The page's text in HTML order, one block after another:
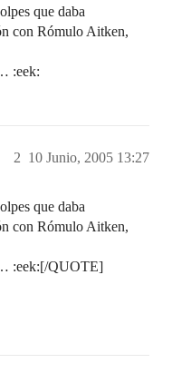
que daba
con Rómulo Aitken,
:eek:
10 Junio, 2005 13:27
2
que daba
con Rómulo Aitken,
:eek:[/QUOTE]